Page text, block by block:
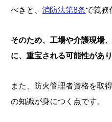
べきと、消防法第8条で義務
そのため、工場や介護現場
に、重宝される可能性があ
また、防火管理者資格を取
の知識が身につく点です。